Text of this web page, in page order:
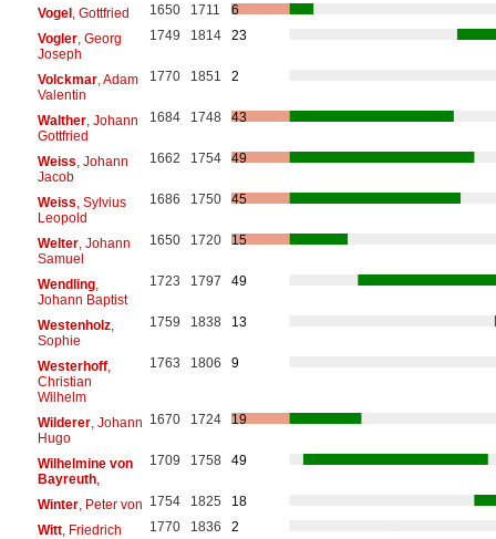
Vogel, Gottfried 1650 1711
6
Vogler, Georg
Joseph
1749 1814 23
Volckmar, Adam
Valentin
1770 1851 2
Walther, Johann
Gottfried
1684 1748 43
Weiss , Johann
Jacob
1662 1754 49
Weiss , Sylvius
Leopold
1686 1750 45
Welter, Johann
Samuel
1650 1720 15
Wendling,
Johann Baptist
1723 1797 49
Westenholz,
Sophie
1759 1838 13
Westerhoff,
Christian
Wilhelm
1763 1806 9
Wilderer, Johann
Hugo
1670 1724 19
Wilhelmine von
Bayreuth,
1709 1758 49
Winter, Peter von 1754 1825
18
Witt, Friedrich 1770 1836
2